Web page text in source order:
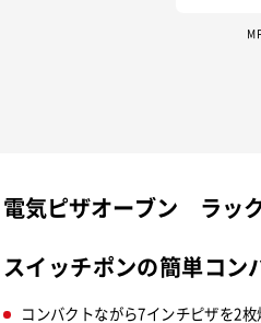
電気ピザオーブン ラッ
スイッチポンの簡単コン
コンバクトながら7インチピザを2枚